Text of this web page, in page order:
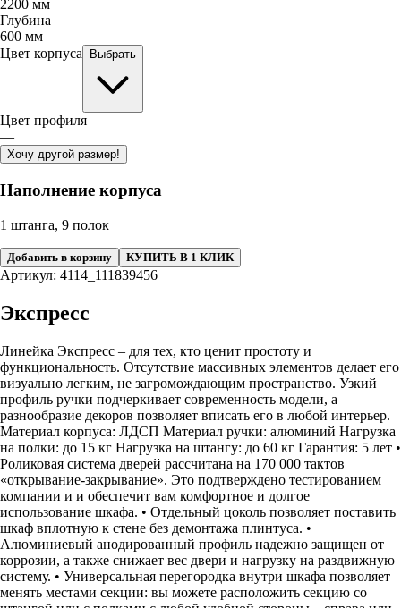
2200 мм
Глубина
600 мм
Цвет корпуса
Выбрать
Цвет профиля
—
Хочу другой размер!
Наполнение корпуса
1 штанга, 9 полок
Добавить в корзину КУПИТЬ В 1 КЛИК
Артикул: 4114_111839456
Экспресс
Линейка Экспресс – для тех, кто ценит простоту и
функциональность. Отсутствие массивных элементов делает его
визуально легким, не загромождающим пространство. Узкий
профиль ручки подчеркивает современность модели, а
разнообразие декоров позволяет вписать его в любой интерьер.
Материал корпуса: ЛДСП Материал ручки: алюминий Нагрузка
на полки: до 15 кг Нагрузка на штангу: до 60 кг Гарантия: 5 лет •
Роликовая система дверей рассчитана на 170 000 тактов
«открывание-закрывание». Это подтверждено тестированием
компании и и обеспечит вам комфортное и долгое
использование шкафа. • Отдельный цоколь позволяет поставить
шкаф вплотную к стене без демонтажа плинтуса. •
Алюминиевый анодированный профиль надежно защищен от
коррозии, а также снижает вес двери и нагрузку на раздвижную
систему. • Универсальная перегородка внутри шкафа позволяет
менять местами секции: вы можете расположить секцию со